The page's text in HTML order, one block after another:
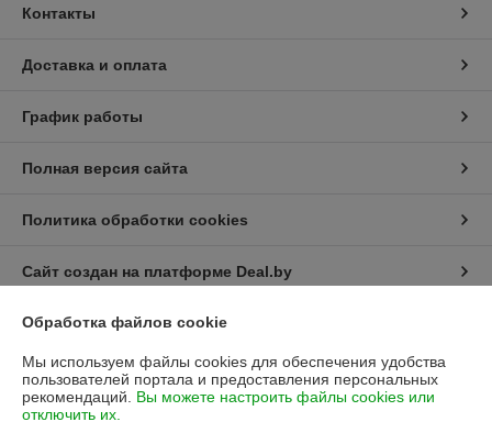
Контакты
Доставка и оплата
График работы
Полная версия сайта
Политика обработки cookies
Сайт создан на платформе Deal.by
Юридическое лицо:Частное торговое унитарное предприятие
"Лесоторговая компания"
220141, г. Минск, ул. Франциска Скорины, 52, корпус I-1,2; пом. 17
Обработка файлов cookie
Мы используем файлы cookies для обеспечения удобства
пользователей портала и предоставления персональных
рекомендаций. Вы можете настроить файлы cookies или
отключить их.